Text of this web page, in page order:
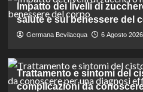
Impatto dei livelli di
salute e sul benessere del
Germana Bevilacqua 6 Agosto
Trattamento e sintomi del
complicazioni da